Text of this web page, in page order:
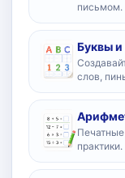
письмом.
Буквы
слов,
практики.